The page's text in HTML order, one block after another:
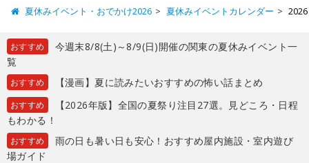
夏休みイベント・おでかけ2026 夏休みイベントカレンダー
おすすめ
今週末8/8(土)～8/9(日)開催の関東の夏休みイベント一
覧
おすすめ 【漫画】夏に読みたいおすすめの怖い話まとめ
おすすめ
【2026年版】全国の夏祭り注目27選。見どころ・日程
もわかる！
おすすめ
雨の日も暑い日も安心！おすすめ屋内施設・室内遊び
場ガイド